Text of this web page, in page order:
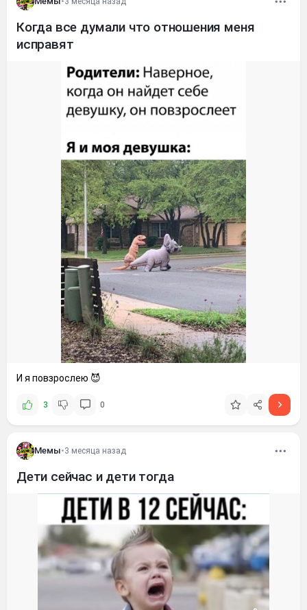
Когда все думали что отношения меня
исправят
И я повзрослею 😈
3 0
Мемы•3 месяца назад
Дети сейчас и дети тогда